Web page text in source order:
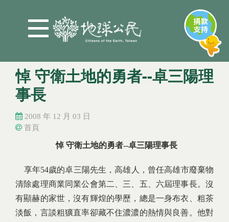
悼 守衛土地的勇者--卓三陽理
事長
2008 年 12 月 03 日
您在這裡
首頁
您在這裡悼 守衛土地的勇者--卓三陽理事長
享年54歲的卓三陽先生，高雄人，曾任高雄市廢棄物
清除處理商業同業公會第二、三、五、六屆理事長。沒
有顯赫的家世，沒有輝煌的學歷，總是一身布衣、粗茶
淡飯，言談粗獷直率卻藏不住濃濃的熱情與良善。他對